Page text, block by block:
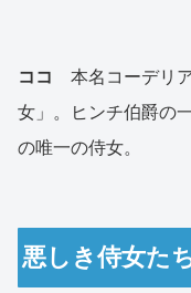
ココ
本名コーデリ
女」。ヒンチ伯爵の
の唯一の侍女。
悪しき侍女た